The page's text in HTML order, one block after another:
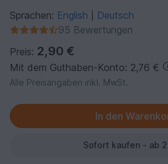
Sprachen: English
Deutsch
95 Bewertungen
Preis: 2,90 €
Mit dem Guthaben-Konto: 2,76 €
Alle Preisangaben inkl. MwSt.
Sofort kaufen - ab